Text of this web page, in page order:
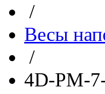
/
Весы
/
4D-PM-